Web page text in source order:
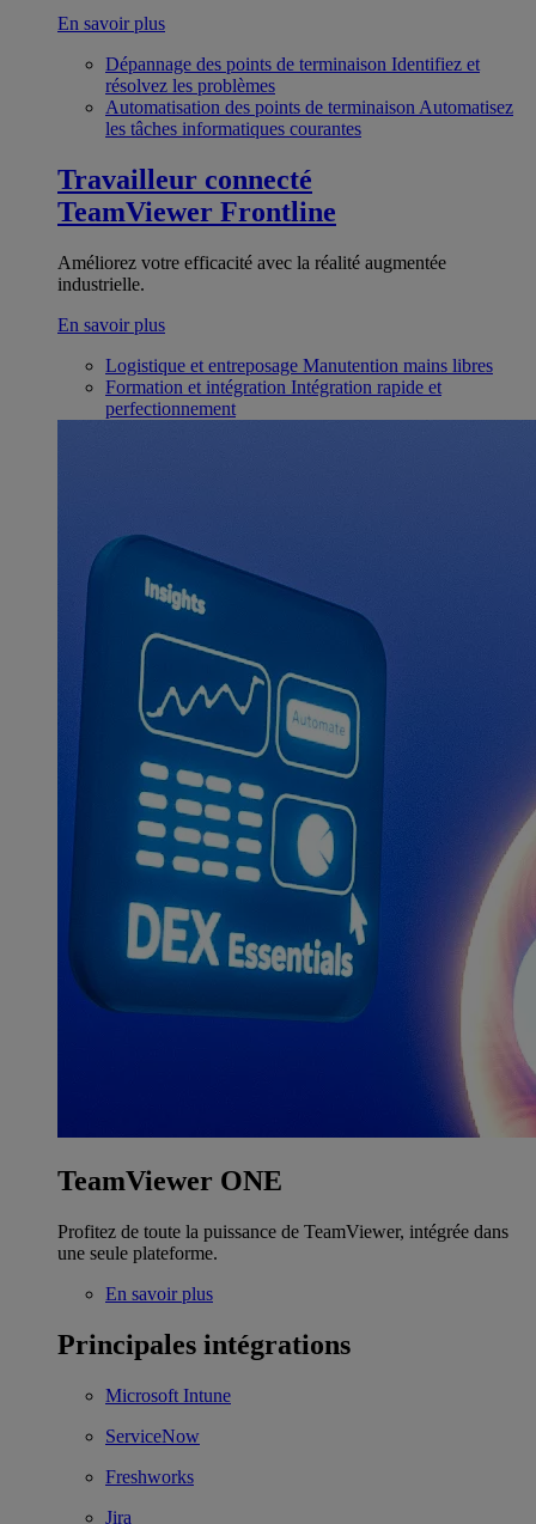
En savoir plus
Dépannage des points de terminaison Identifiez et
résolvez les problèmes
Automatisation des points de terminaison Automatisez
les tâches informatiques courantes
Travailleur connecté
TeamViewer Frontline
Améliorez votre efficacité avec la réalité augmentée
industrielle.
En savoir plus
Logistique et entreposage Manutention mains libres
Formation et intégration Intégration rapide et
perfectionnement
TeamViewer ONE
Profitez de toute la puissance de TeamViewer, intégrée dans
une seule plateforme.
En savoir plus
Principales intégrations
Microsoft Intune
ServiceNow
Freshworks
Jira